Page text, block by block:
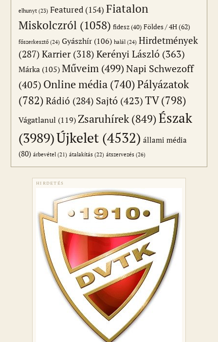
elhunyt (23) Featured (154) Fiatalon
Miskolczról (1058) fidesz(40) Földes / 4H(62)
főszerkesztő (24) Gyászhír (106) halál (24) Hirdetmények
(287) Karrier(318) Kerényi László (363)
Márka (105) Műveim (499)Napi Schwezoff
(405) Online média (740)Pályázatok
(782) Rádió (284) Sajtó (423)TV(798)
Vágatlanul (119) Zsaruhírek (849)Észak
(3989)Újkelet (4532) állami média
(80) árbevétel (21) átalakítás (22) átszervezés (26)
HIRDETÉS